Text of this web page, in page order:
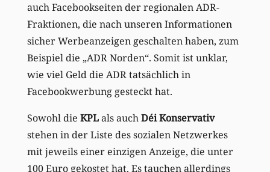
auch Facebookseiten der regionalen ADR-
Fraktionen, die nach unseren Informationen
sicher Werbeanzeigen geschalten haben, zum
Beispiel die „ADR Norden“. Somit ist unklar,
wie viel Geld die ADR tatsächlich in
Facebookwerbung gesteckt hat.
Sowohl die KPLals auchDéi Konservativ
stehen in der Liste des sozialen Netzwerkes
mit jeweils einer einzigen Anzeige, die unter
100 Euro gekostet hat. Es tauchen allerdings